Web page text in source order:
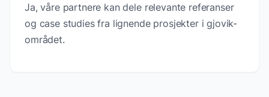
Ja, våre partnere kan dele relevante referanser
og case studies fra lignende prosjekter i gjovik-
området.